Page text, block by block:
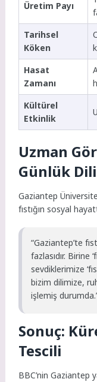
Üretim Payı
Tarihsel
Köken
Hasat
Zamanı
Kültürel
Etkinlik
Uzman
Günlük
Gaziantep
fıstığın sosyal
“Gaziantep’te
fazlasıdır. Birine
sevdiklerimize
bizim dilimize,
işlemiş
Sonuç:
Tescili
BBC’nin Gaziantep